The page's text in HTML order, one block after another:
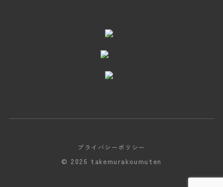
プライバシーポリシー
© 2026 takemurakoumuten